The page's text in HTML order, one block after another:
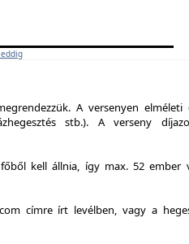
A versenyen elméleti
stb.). A verseny
kell állnia, így max. 52 ember
címre írt levélben, vagy a